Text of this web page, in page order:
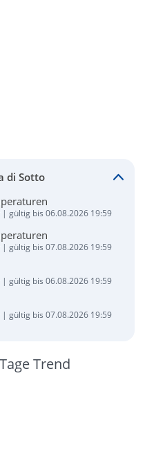
di Sotto
gültig bis 06.08.2026 19:59
gültig bis 07.08.2026 19:59
gültig bis 06.08.2026 19:59
gültig bis 07.08.2026 19:59
Trend